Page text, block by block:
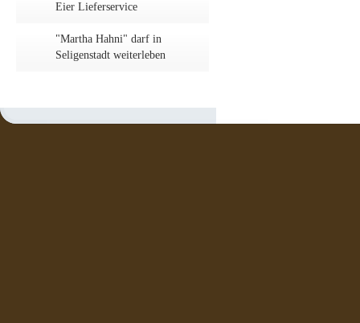
Eier Lieferservice
"Martha Hahni" darf in
Seligenstadt weiterleben